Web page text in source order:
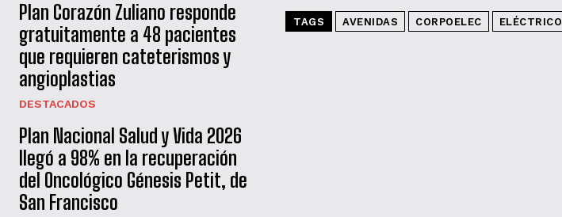
Plan Corazón Zuliano responde
gratuitamente a 48 pacientes
que requieren cateterismos y
angioplastias
DESTACADOS
Plan Nacional Salud y Vida 2026
llegó a 98% en la recuperación
del Oncológico Génesis Petit, de
San Francisco
TAGS AVENIDAS CORPOELEC ELÉCTRICO